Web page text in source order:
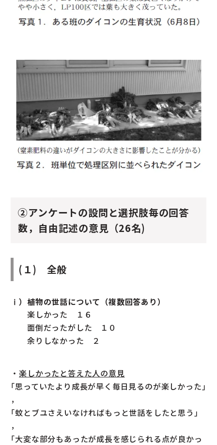
②アンケートの設問と選択肢毎の回答
数，自由記述の意見（26名)
(１) 全般
ⅰ）植物の世話について（複数回答あり）
楽しかった １６
面倒だったがした １０
余りしなかった ２
・楽しかったと答えた人の意見
｢思っていたより成長が早く毎日見るのが楽しかった｣
，
｢蚊とブユさえいなければもっと世話をしたと思う｣
，
｢大変な部分もあったが成長を感じられる点が良かっ